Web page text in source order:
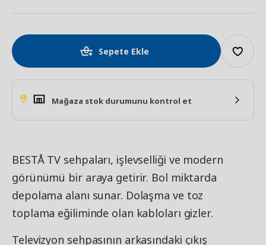
Sepete Ekle
Mağaza stok durumunu kontrol et
BESTÅ TV sehpaları, işlevselliği ve modern
görünümü bir araya getirir. Bol miktarda
depolama alanı sunar. Dolaşma ve toz
toplama eğiliminde olan kabloları gizler.
Televizyon sehpasının arkasındaki çıkış